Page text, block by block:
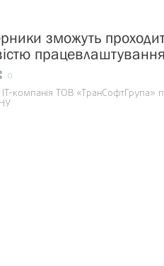
зможуть
працевлаштування
0
компанія ТОВ «ТранСофтГрупа»